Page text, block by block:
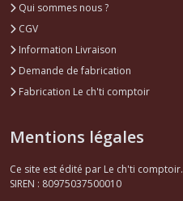
Qui sommes nous ?
CGV
Information Livraison
Demande de fabrication
Fabrication Le ch'ti comptoir
Mentions légales
Ce site est édité par Le ch'ti comptoir.
SIREN : 80975037500010